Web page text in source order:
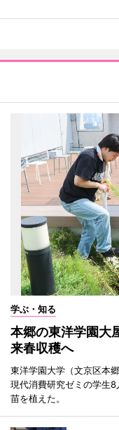
学ぶ・知る
本郷の東洋学園大
来春収穫へ
東洋学園大学（文京区本
現代消費研究ゼミの学生
苗を植えた。